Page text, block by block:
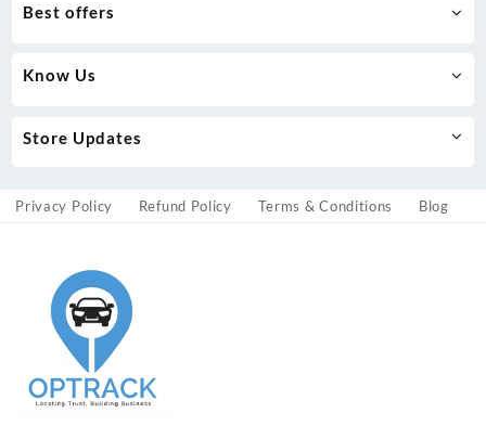
Best offers
Know Us
Store Updates
Privacy Policy Refund Policy Terms & Conditions Blog